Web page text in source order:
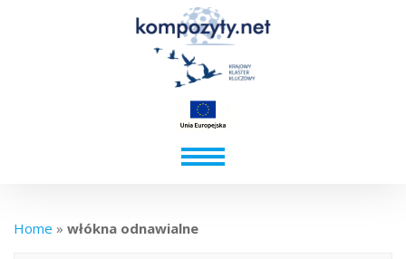
Home » włókna odnawialne